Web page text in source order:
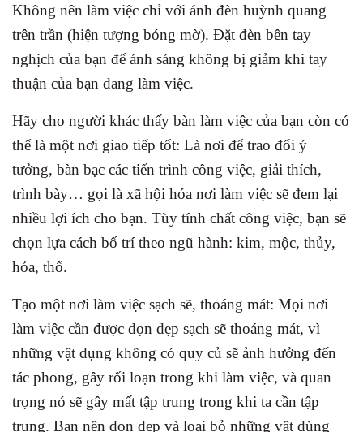
Không nên làm việc chỉ với ánh đèn huỳnh quang
trên trần (hiện tượng bóng mờ). Đặt đèn bên tay
nghịch của bạn để ánh sáng không bị giảm khi tay
thuận của bạn đang làm việc.
Hãy cho người khác thấy bàn làm việc của bạn còn có
thể là một nơi giao tiếp tốt: Là nơi để trao đổi ý
tưởng, bàn bạc các tiến trình công việc, giải thích,
trình bày… gọi là xã hội hóa nơi làm việc sẽ đem lại
nhiều lợi ích cho bạn. Tùy tính chất công việc, bạn sẽ
chọn lựa cách bố trí theo ngũ hành: kim, mộc, thủy,
hỏa, thổ.
Tạo một nơi làm việc sạch sẽ, thoáng mát: Mọi nơi
làm việc cần được dọn dẹp sạch sẽ thoáng mát, vì
những vật dụng không có quy củ sẽ ảnh hưởng đến
tác phong, gây rối loạn trong khi làm việc, và quan
trọng nó sẽ gây mất tập trung trong khi ta cần tập
trung. Bạn nên dọn dẹp và loại bỏ những vật dùng